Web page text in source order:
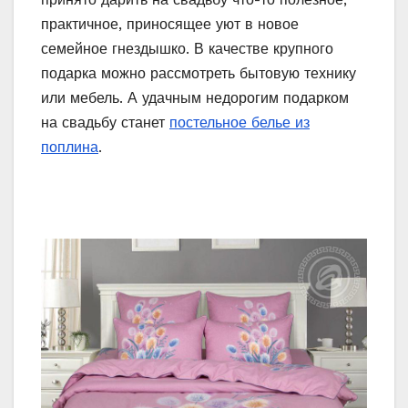
практичное, приносящее уют в новое
семейное гнездышко. В качестве крупного
подарка можно рассмотреть бытовую технику
или мебель. А удачным недорогим подарком
на свадьбу станет постельное белье из
поплина.